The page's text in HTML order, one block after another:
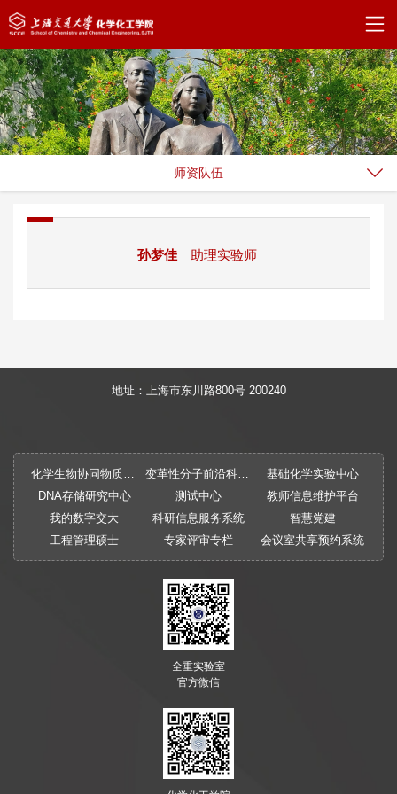
师资队伍
孙梦佳 助理实验师 ​
地址：上海市东川路800号 200240
化学生物协同物质创制全国重点实验室 变革性分子前沿科学中心
基础化学实验中心
DNA存储研究中心
测试中心
教师信息维护平台
我的数字交大
科研信息服务系统
智慧党建
工程管理硕士
专家评审专栏 会议室共享预约系统
全重实验室
官方微信